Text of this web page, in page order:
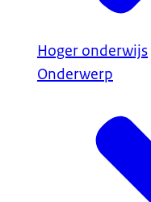
Hoger onderwijs
Onderwerp